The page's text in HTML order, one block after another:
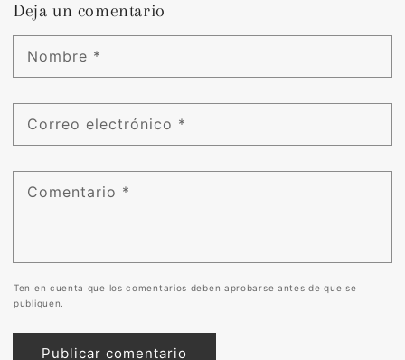
Deja un comentario
Nombre *
Correo electrónico *
Comentario *
Ten en cuenta que los comentarios deben aprobarse antes de que se
publiquen.